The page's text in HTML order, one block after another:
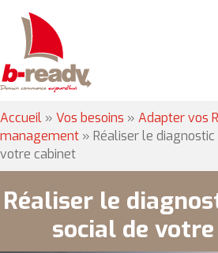
Accueil » Vos besoins » Adapter vos
management » Réaliser le
votre cabinet
Réaliser le
social de